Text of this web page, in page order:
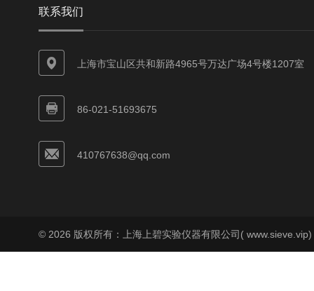
联系我们
上海市宝山区共和新路4965号万达广场4号楼1207室
86-021-51693675
410767638@qq.com
© 2026 版权所有：上海上碧实验仪器有限公司(